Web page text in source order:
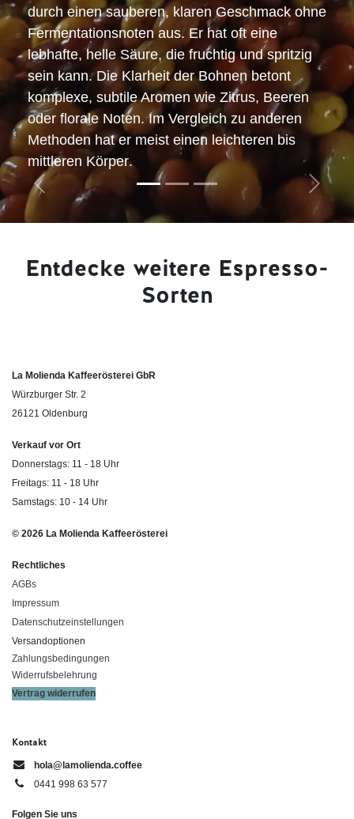
durch einensauberen, klaren Geschmack ohne
Fermentationsnotenaus. Er hat oft eine
lebhafte, helle Säure, die fruchtig und spritzig
sein kann. Die Klarheit der Bohnen betont
komplexe, subtile Aromen wie Zitrus, Beeren
oder florale Noten. Im Vergleich zu anderen
Methoden hat er meist einen leichteren bis
mittleren Körper.
Zurück Weiter
Entdecke weitere Espresso-
Sorten
La Molienda Kaffeerösterei GbR
Würzburger Str. 2
26121 Oldenburg
Verkauf vor Ort
Donnerstags: 11 - 18 Uhr
Freitags: 11 - 18 Uhr
Samstags: 10 - 14 Uhr
© 2026 La Molienda Kaffeerösterei
Rechtliches
AGBs
Impressum
Datenschutzeinstellungen
Versandoptionen
Zahlungsbedingungen
Widerrufsbelehrung
Vertrag widerrufen
Kontakt
hola@lamolienda.coffee
0441 998 63 577
Folgen Sie uns